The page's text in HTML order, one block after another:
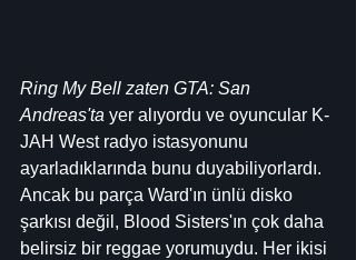
Ring My Bell zaten GTA: San
Andreas'ta yer alıyordu ve oyuncular K-
JAH West radyo istasyonunu
ayarladıklarında bunu duyabiliyorlardı.
Ancak bu parça Ward'ın ünlü disko
şarkısı değil, Blood Sisters'ın çok daha
belirsiz bir reggae yorumuydu. Her ikisi